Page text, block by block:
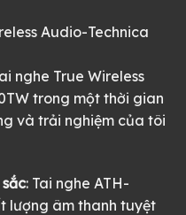
nghe True Wireless
trong một thời gian
và trải nghiệm của tôi
: Tai nghe ATH-
lượng âm thanh tuyệt